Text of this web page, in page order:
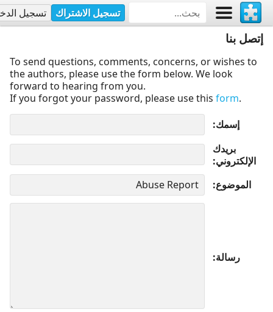
تسجيل الاشتراك تسجيل
إتصل بنا
To send questions, comments, concerns, or wishes to
the authors, please use the form below. We look
forward to hearing from you.
If you forgot your password, please use this form.
إسمك
بريدك
الإلكتروني
الموضوع
رسالة